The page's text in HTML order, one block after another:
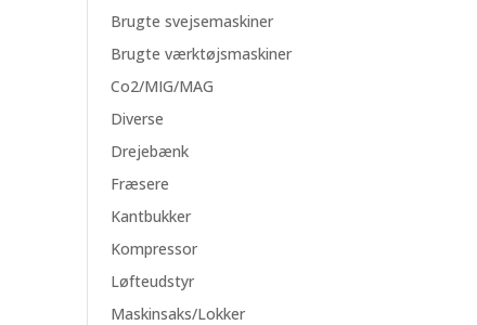
Brugte svejsemaskiner
Brugte værktøjsmaskiner
Co2/MIG/MAG
Diverse
Drejebænk
Fræsere
Kantbukker
Kompressor
Løfteudstyr
Maskinsaks/Lokker